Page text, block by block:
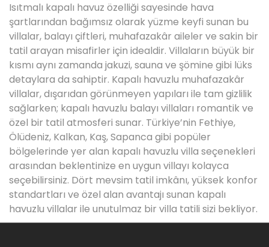
Isıtmalı kapalı havuz özelliği sayesinde hava
şartlarından bağımsız olarak yüzme keyfi sunan bu
villalar, balayı çiftleri, muhafazakâr aileler ve sakin bir
tatil arayan misafirler için idealdir. Villaların büyük bir
kısmı aynı zamanda jakuzi, sauna ve şömine gibi lüks
detaylara da sahiptir. Kapalı havuzlu muhafazakâr
villalar, dışarıdan görünmeyen yapıları ile tam gizlilik
sağlarken; kapalı havuzlu balayı villaları romantik ve
özel bir tatil atmosferi sunar. Türkiye’nin Fethiye,
Ölüdeniz, Kalkan, Kaş, Sapanca gibi popüler
bölgelerinde yer alan kapalı havuzlu villa seçenekleri
arasından beklentinize en uygun villayı kolayca
seçebilirsiniz. Dört mevsim tatil imkânı, yüksek konfor
standartları ve özel alan avantajı sunan kapalı
havuzlu villalar ile unutulmaz bir villa tatili sizi bekliyor.